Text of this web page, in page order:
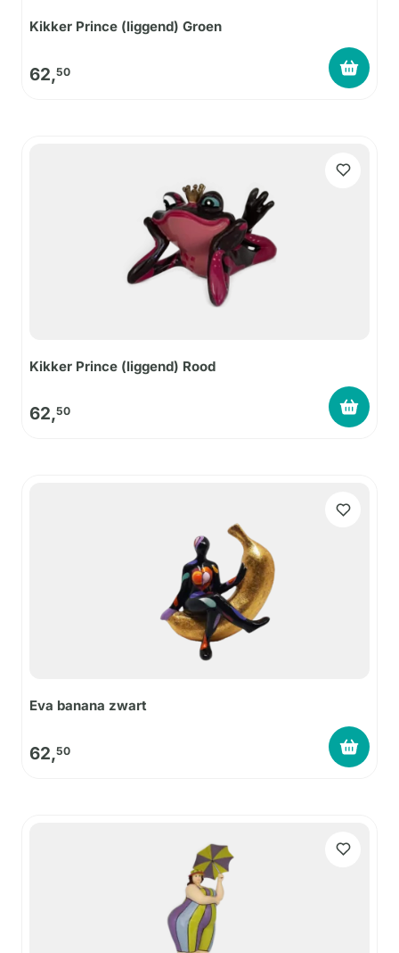
Kikker Prince (liggend) Groen
62,50
Kikker Prince (liggend) Rood
62,50
Eva banana zwart
62,50